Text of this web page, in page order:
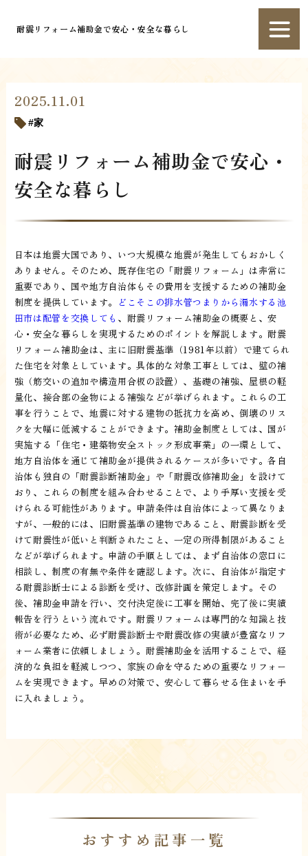
耐震リフォーム補助金で安心・安全な暮らし
2025.11.01
家
耐震リフォーム補助金で安心・
安全な暮らし
日本は地震大国であり、いつ大規模な地震が発生してもおかしく
ありません。そのため、既存住宅の「耐震リフォーム」は非常に
重要であり、国や地方自治体もその費用を支援するための補助金
制度を提供しています。
どこそこの排水管つまりから漏水する池
田市は配管を交換しても 、耐震リフォーム補助金の概要と、安
心・安全な暮らしを実現するためのポイントを解説します。耐震
リフォーム補助金は、主に旧耐震基準（1981年以前）で建てられ
た住宅を対象としています。具体的な対象工事としては、壁の補
強（筋交いの追加や構造用合板の設置）、基礎の補強、屋根の軽
量化、接合部の金物による補強などが挙げられます。これらの工
事を行うことで、地震に対する建物の抵抗力を高め、倒壊のリス
クを大幅に低減することができます。補助金制度としては、国が
実施する「住宅・建築物安全ストック形成事業」の一環として、
地方自治体を通じて補助金が提供されるケースが多いです。各自
治体も独自の「耐震診断補助金」や「耐震改修補助金」を設けて
おり、これらの制度を組み合わせることで、より手厚い支援を受
けられる可能性があります。申請条件は自治体によって異なりま
すが、一般的には、旧耐震基準の建物であること、耐震診断を受
けて耐震性が低いと判断されたこと、一定の所得制限があること
などが挙げられます。申請の手順としては、まず自治体の窓口に
相談し、制度の有無や条件を確認します。次に、自治体が指定す
る耐震診断士による診断を受け、改修計画を策定します。その
後、補助金申請を行い、交付決定後に工事を開始、完了後に実績
報告を行うという流れです。耐震リフォームは専門的な知識と技
術が必要なため、必ず耐震診断士や耐震改修の実績が豊富なリフ
ォーム業者に依頼しましょう。耐震補助金を活用することで、経
済的な負担を軽減しつつ、家族の命を守るための重要なリフォー
ムを実現できます。早めの対策で、安心して暮らせる住まいを手
に入れましょう。
おすすめ記事一覧